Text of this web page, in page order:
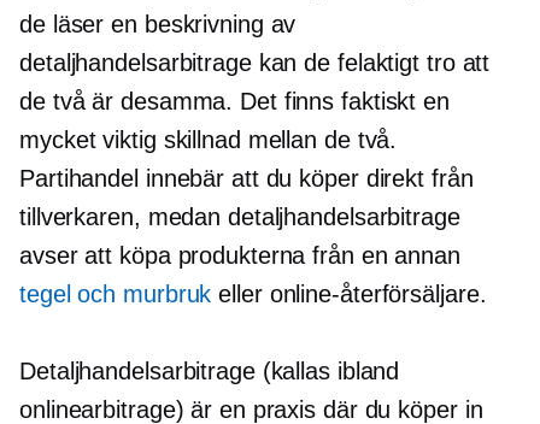
de läser en beskrivning av
detaljhandelsarbitrage kan de felaktigt tro att
de två är desamma. Det finns faktiskt en
mycket viktig skillnad mellan de två.
Partihandel innebär att du köper direkt från
tillverkaren, medan detaljhandelsarbitrage
avser att köpa produkterna från en annan
tegel och murbruk eller online-återförsäljare.
Detaljhandelsarbitrage (kallas ibland
onlinearbitrage) är en praxis där du köper in